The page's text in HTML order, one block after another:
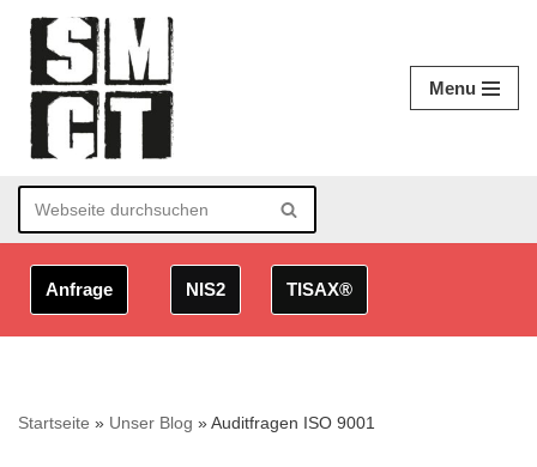
Zum
Inhalt
springen
Menu
Anfrage NIS2 TISAX®
Startseite » Unser Blog »Auditfragen ISO 9001